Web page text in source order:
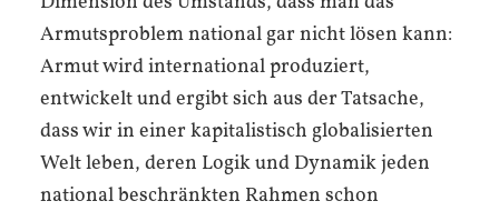
Armutsproblem national gar nicht lösen kann:
Armut wird international produziert,
entwickelt und ergibt sich aus der Tatsache,
dass wir in einer kapitalistisch globalisierten
Welt leben, deren Logik und Dynamik jeden
national beschränkten Rahmen schon